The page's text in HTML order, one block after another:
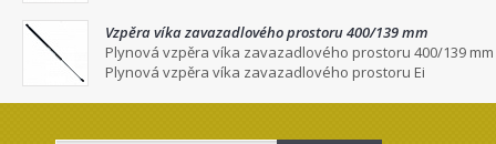
Vzpěra víka zavazadlového prostoru 400/139 mm
Plynová vzpěra víka zavazadlového prostoru 400/139 mm
Plynová vzpěra víka zavazadlového prostoru Ei